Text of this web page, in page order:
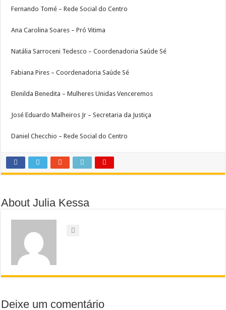
Fernando Tomé – Rede Social do Centro
Ana Carolina Soares – Pró Vitima
Natália Sarroceni Tedesco – Coordenadoria Saúde Sé
Fabiana Pires – Coordenadoria Saúde Sé
Elenilda Benedita – Mulheres Unidas Venceremos
José Eduardo Malheiros Jr – Secretaria da Justiça
Daniel Checchio – Rede Social do Centro
About Julia Kessa
Deixe um comentário